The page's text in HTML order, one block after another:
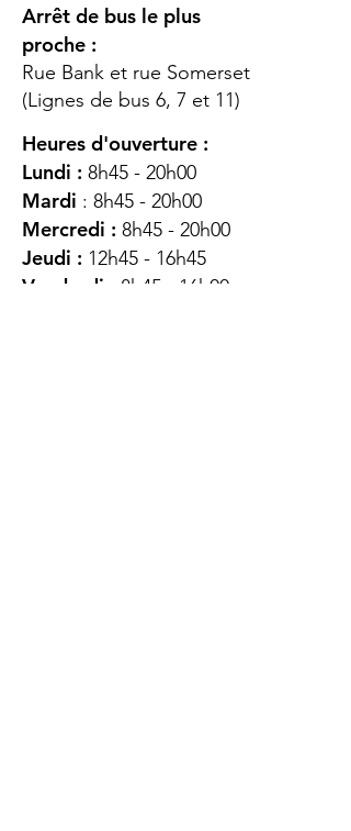
Arrêt de bus le plus
proche :
Rue Bank et rue Somerset
(Lignes de bus 6, 7 et 11)
Heures d'ouverture :
Lundi : 8h45 - 20h00
Mardi : 8h45 - 20h00
Mercredi : 8h45 - 20h00
Jeudi : 12h45 - 16h45
Vendredi : 8h45 - 16h00